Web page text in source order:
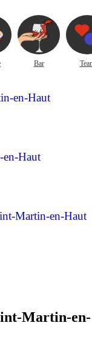
Bar
en-Haut
en-Haut
Martin-en-Haut
Martin-en-